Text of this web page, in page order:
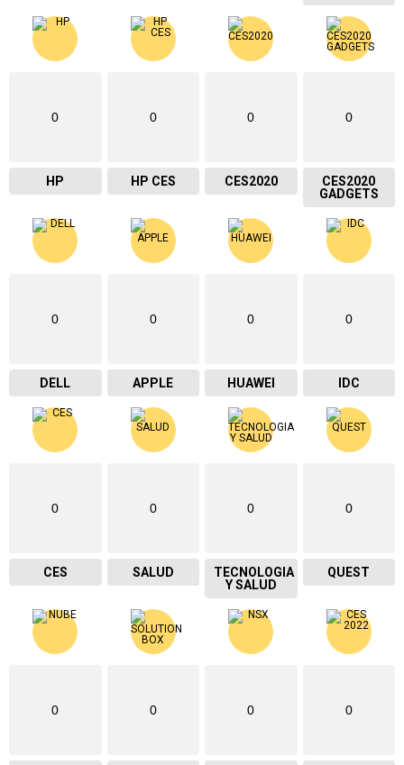
0
HP
0
HP CES
0
CES2020
0
CES2020
GADGETS
0
DELL
0
APPLE
0
HUAWEI
0
IDC
0
CES
0
SALUD
0
TECNOLOGIA
Y SALUD
0
QUEST
0 0 0 0